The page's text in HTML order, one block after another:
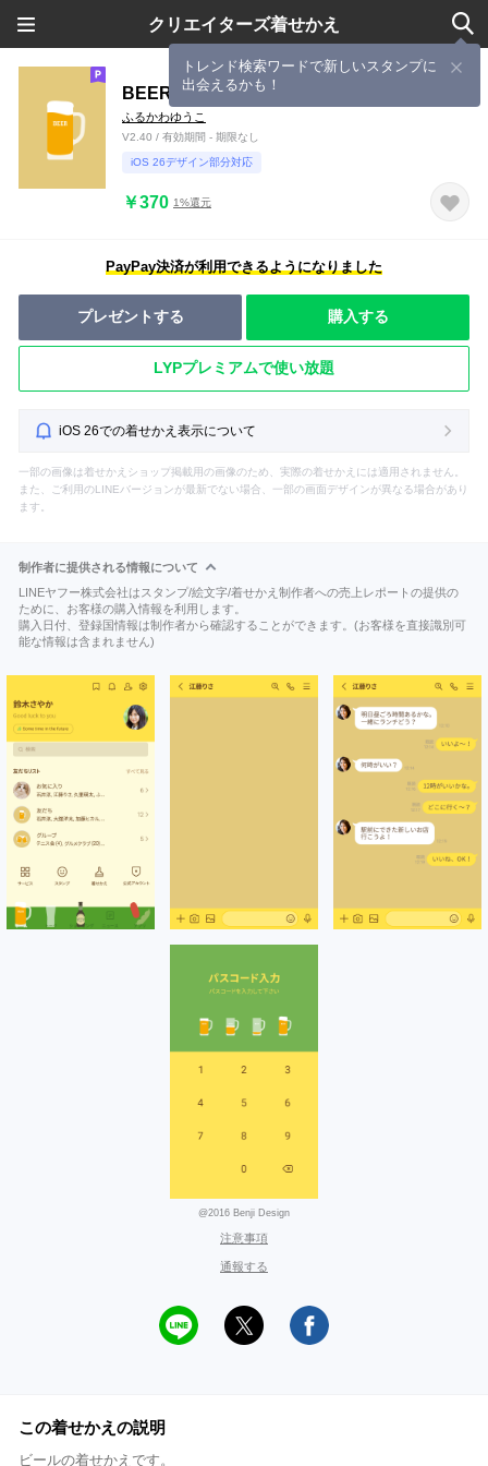
クリエイターズ着せかえ
トレンド検索ワードで新しいスタンプに
出会えるかも！
BEER!
ふるかわゆうこ
V2.40 / 有効期間 - 期限なし
iOS 26デザイン部分対応
￥370 1%還元
PayPay決済が利用できるようになりました
プレゼントする 購入する
LYPプレミアムで使い放題
iOS 26での着せかえ表示について
一部の画像は着せかえショップ掲載用の画像のため、実際の着せかえには適用されません。
また、ご利用のLINEバージョンが最新でない場合、一部の画面デザインが異なる場合があり
ます。
制作者に提供される情報について
LINEヤフー株式会社はスタンプ/絵文字/着せかえ制作者への売上レポートの提供の
ために、お客様の購入情報を利用します。
購入日付、登録国情報は制作者から確認することができます。(お客様を直接識別可
能な情報は含まれません)
@2016 Benji Design
注意事項
通報する
この着せかえの説明
ビールの着せかえです。